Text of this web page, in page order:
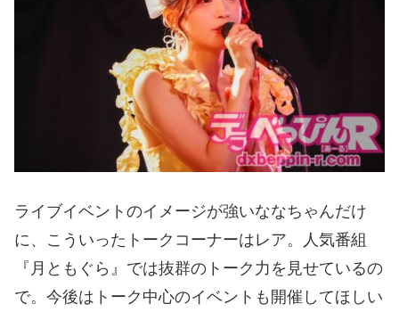
ライブイベントのイメージが強いななちゃんだけ
に、こういったトークコーナーはレア。人気番組
『月ともぐら』では抜群のトーク力を見せているの
で。今後はトーク中心のイベントも開催してほしい